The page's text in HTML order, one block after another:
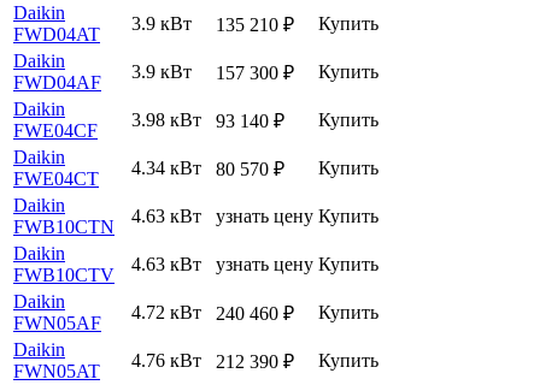
Daikin
FWD04AT
3.9 кВт 135 210 ₽
Купить
Daikin
FWD04AF
3.9 кВт 157 300 ₽
Купить
Daikin
FWE04CF
3.98 кВт 93 140 ₽
Купить
Daikin
FWE04CT
4.34 кВт 80 570 ₽
Купить
Daikin
FWB10CTN
4.63 кВт узнать цену Купить
Daikin
FWB10CTV
4.63 кВт узнать цену Купить
Daikin
FWN05AF
4.72 кВт 240 460 ₽
Купить
Daikin
FWN05AT
4.76 кВт 212 390 ₽
Купить